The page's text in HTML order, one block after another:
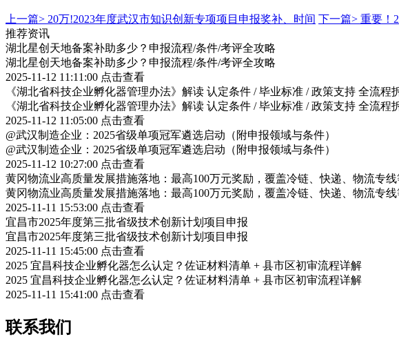
上一篇> 20万!2023年度武汉市知识创新专项项目申报奖补、时间 下一篇> 重要！
推荐资讯
湖北星创天地备案补助多少？申报流程/条件/考评全攻略
湖北星创天地备案补助多少？申报流程/条件/考评全攻略
2025-11-12 11:11:00 点击查看
《湖北省科技企业孵化器管理办法》解读 认定条件 / 毕业标准 / 政策支持 全流程
《湖北省科技企业孵化器管理办法》解读 认定条件 / 毕业标准 / 政策支持 全流程
2025-11-12 11:05:00 点击查看
@武汉制造企业：2025省级单项冠军遴选启动（附申报领域与条件）
@武汉制造企业：2025省级单项冠军遴选启动（附申报领域与条件）
2025-11-12 10:27:00 点击查看
黄冈物流业高质量发展措施落地：最高100万元奖励，覆盖冷链、快递、物流专
黄冈物流业高质量发展措施落地：最高100万元奖励，覆盖冷链、快递、物流专
2025-11-11 15:53:00 点击查看
宜昌市2025年度第三批省级技术创新计划项目申报
宜昌市2025年度第三批省级技术创新计划项目申报
2025-11-11 15:45:00 点击查看
2025 宜昌科技企业孵化器怎么认定？佐证材料清单 + 县市区初审流程详解
2025 宜昌科技企业孵化器怎么认定？佐证材料清单 + 县市区初审流程详解
2025-11-11 15:41:00 点击查看
联系我们